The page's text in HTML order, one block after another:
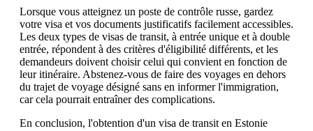
Lorsque vous atteignez un poste de contrôle russe, gardez
votre visa et vos documents justificatifs facilement accessibles.
Les deux types de visas de transit, à entrée unique et à double
entrée, répondent à des critères d'éligibilité différents, et les
demandeurs doivent choisir celui qui convient en fonction de
leur itinéraire. Abstenez-vous de faire des voyages en dehors
du trajet de voyage désigné sans en informer l'immigration,
car cela pourrait entraîner des complications.
En conclusion, l'obtention d'un visa de transit en Estonie